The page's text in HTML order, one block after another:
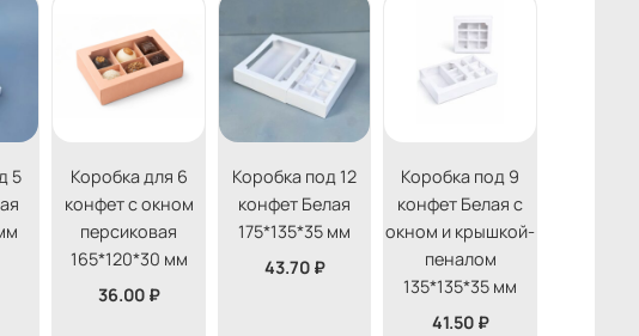
5
Коробка для 6
конфет с окном
персиковая
165*120*30 мм
36.00 ₽
Коробка под 12
конфет Белая
175*135*35 мм
43.70 ₽
Коробка под 9
конфет Белая с
окном и крышкой-
пеналом
135*135*35 мм
41.50 ₽